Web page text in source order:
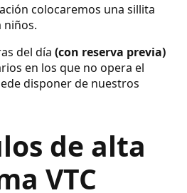
colocaremos una sillita
niños.
del día (con reserva previa)
en los que no opera el
disponer de nuestros
de alta
VTC